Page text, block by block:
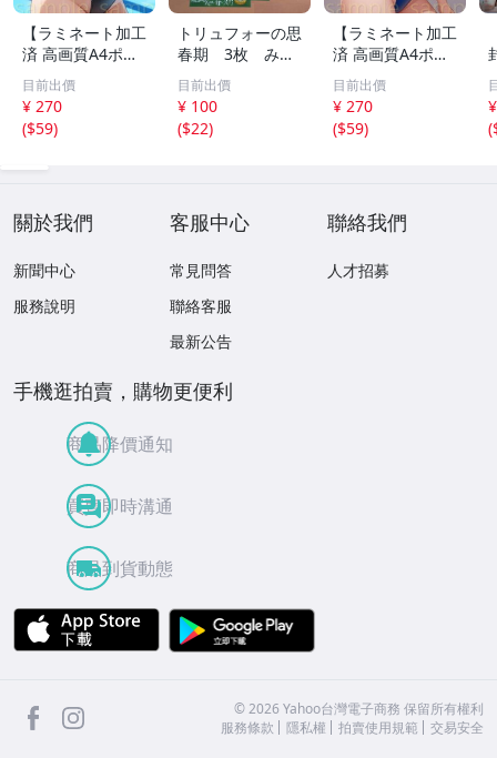
【ラミネート加工
済 高画質A4ポス
ター】1583 AI美
女 イラスト ポス
ター セクシー か
わいい 水着 下着
目前出價
¥ 270
($59)
トリュフォーの思
春期 3枚 みゆ
き座 ジュリー
デムソー ｋ
目前出價
¥ 100
($22)
【ラミネート加工
済 高画質A4ポス
ター】1582 AI美
女 イラスト ポス
ター セクシー か
わいい 水着 下着
目前出價
¥ 270
($59)
(
關於我們
新聞中心
服務說明
客服中心
常見問答
聯絡客服
最新公告
聯絡我們
人才招募
手機逛拍賣，購物更便利
商品降價通知
買賣即時溝通
商品到貨動態
APP Store
facebook ©2026 Yahoo台灣電子商務 保留所有權利
服務條款
隱私權 拍賣使用規範 交易安全